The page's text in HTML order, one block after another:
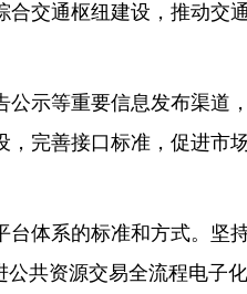
交通枢纽建设，推动交
示等重要信息发布渠道
完善接口标准，促进市
体系的标准和方式。坚
共资源交易全流程电子